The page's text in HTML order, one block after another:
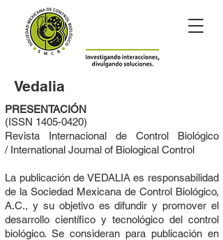
Vedalia
PRESENTACIÓN
​(ISSN 1405-0420)
Revista Internacional de ​​​​Control Biológico
/ International Journal of Biological Control
La publicación de VEDALIA es responsabilidad
de la Sociedad Mexicana de Control Biológico,
A.C., y su objetivo es difundir y promover el
desarrollo científico y tecnológico del control
biológico. Se consideran para publicación en